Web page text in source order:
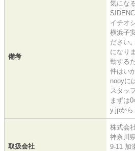
備考
気にな
イチオ
横浜子
ださい
になり
動する
件はい
nooyに
スタッ
まずは
y.jpから
取扱会社
株式会
神奈川
9-11 加